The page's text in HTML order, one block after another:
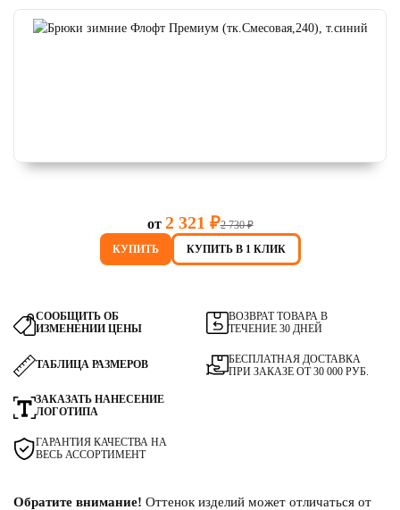
от 2 321 ₽2 730 ₽
КУПИТЬ
КУПИТЬ В 1 КЛИК
СООБЩИТЬ ОБ
ИЗМЕНЕНИИ ЦЕНЫ
ВОЗВРАТ ТОВАРА В
ТЕЧЕНИЕ 30 ДНЕЙ
ТАБЛИЦА РАЗМЕРОВ
ЗАКАЗАТЬ НАНЕСЕНИЕ
ЛОГОТИПА
ГАРАНТИЯ КАЧЕСТВА НА
ВЕСЬ АССОРТИМЕНТ
БЕСПЛАТНАЯ ДОСТАВКА
ПРИ ЗАКАЗЕ ОТ 30 000 РУБ.
Обратите внимание! Оттенок изделий может отличаться от